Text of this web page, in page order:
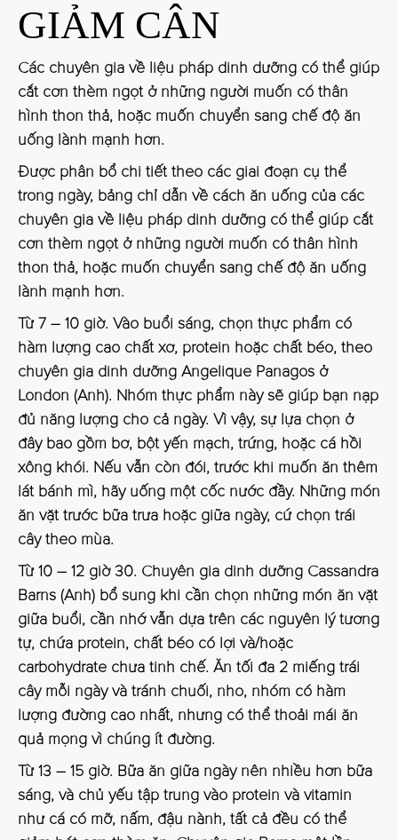
GIẢM CÂN
Các chuyên gia về liệu pháp dinh dưỡng có thể giúp
cắt cơn thèm ngọt ở những người muốn có thân
hình thon thả, hoặc muốn chuyển sang chế độ ăn
uống lành mạnh hơn.
Được phân bổ chi tiết theo các giai đoạn cụ thể
trong ngày, bảng chỉ dẫn về cách ăn uống của các
chuyên gia về liệu pháp dinh dưỡng có thể giúp cắt
cơn thèm ngọt ở những người muốn có thân hình
thon thả, hoặc muốn chuyển sang chế độ ăn uống
lành mạnh hơn.
Từ 7 – 10 giờ. Vào buổi sáng, chọn thực phẩm có
hàm lượng cao chất xơ, protein hoặc chất béo, theo
chuyên gia dinh dưỡng Angelique Panagos ở
London (Anh). Nhóm thực phẩm này sẽ giúp bạn nạp
đủ năng lượng cho cả ngày. Vì vậy, sự lựa chọn ở
đây bao gồm bơ, bột yến mạch, trứng, hoặc cá hồi
xông khói. Nếu vẫn còn đói, trước khi muốn ăn thêm
lát bánh mì, hãy uống một cốc nước đầy. Những món
ăn vặt trước bữa trưa hoặc giữa ngày, cứ chọn trái
cây theo mùa.
Từ 10 – 12 giờ 30. Chuyên gia dinh dưỡng Cassandra
Barns (Anh) bổ sung khi cần chọn những món ăn vặt
giữa buổi, cần nhớ vẫn dựa trên các nguyên lý tương
tự, chứa protein, chất béo có lợi và/hoặc
carbohydrate chưa tinh chế. Ăn tối đa 2 miếng trái
cây mỗi ngày và tránh chuối, nho, nhóm có hàm
lượng đường cao nhất, nhưng có thể thoải mái ăn
quả mọng vì chúng ít đường.
Từ 13 – 15 giờ. Bữa ăn giữa ngày nên nhiều hơn bữa
sáng, và chủ yếu tập trung vào protein và vitamin
như cá có mỡ, nấm, đậu nành, tất cả đều có thể